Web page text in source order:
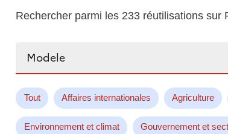
Rechercher parmi les 233 réutilisations sur
Tout Affaires internationales Agriculture
Environnement et climat Gouvernement et